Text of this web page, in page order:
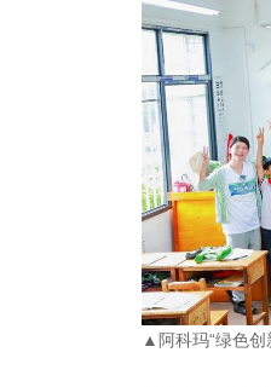
▲阿科玛“绿色创